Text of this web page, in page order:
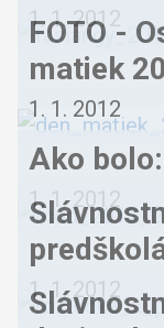
1. 1. 2012
FOTO -
matiek
1. 1. 2012
Ako
1. 1. 2012
1. 1. 2012